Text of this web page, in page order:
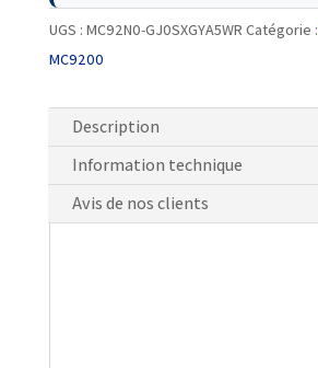
UGS : MC92N0-GJ0SXGYA5WR Catégorie :
MC9200
Description
Information technique
Avis de nos clients